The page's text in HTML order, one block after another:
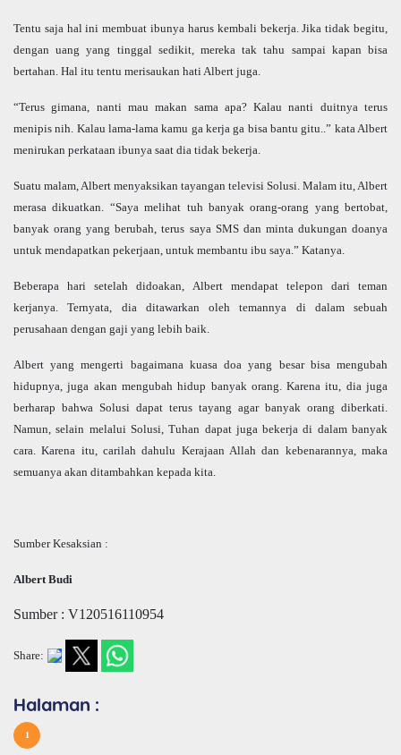
Tentu saja hal ini membuat ibunya harus kembali bekerja. Jika tidak begitu,
dengan uang yang tinggal sedikit, mereka tak tahu sampai kapan bisa
bertahan. Hal itu tentu merisaukan hati Albert juga.
“Terus gimana, nanti mau makan sama apa? Kalau nanti duitnya terus
menipis nih. Kalau lama-lama kamu ga kerja ga bisa bantu gitu..” kata Albert
menirukan perkataan ibunya saat dia tidak bekerja.
Suatu malam, Albert menyaksikan tayangan televisi Solusi. Malam itu, Albert
merasa dikuatkan. “Saya melihat tuh banyak orang-orang yang bertobat,
banyak orang yang berubah, terus saya SMS dan minta dukungan doanya
untuk mendapatkan pekerjaan, untuk membantu ibu saya.” Katanya.
Beberapa hari setelah didoakan, Albert mendapat telepon dari teman
kerjanya. Ternyata, dia ditawarkan oleh temannya di dalam sebuah
perusahaan dengan gaji yang lebih baik.
Albert yang mengerti bagaimana kuasa doa yang besar bisa mengubah
hidupnya, juga akan mengubah hidup banyak orang. Karena itu, dia juga
berharap bahwa Solusi dapat terus tayang agar banyak orang diberkati.
Namun, selain melalui Solusi, Tuhan dapat juga bekerja di dalam banyak
cara. Karena itu, carilah dahulu Kerajaan Allah dan kebenarannya, maka
semuanya akan ditambahkan kepada kita.
Sumber Kesaksian :
Albert Budi
Sumber : V120516110954
Share:
Halaman :
1